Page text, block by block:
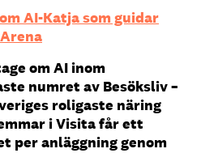
AI-Katja som guidar
om AI inom
numret av Besöksliv –
roligaste näring
i Visita får ett
per anläggning genom